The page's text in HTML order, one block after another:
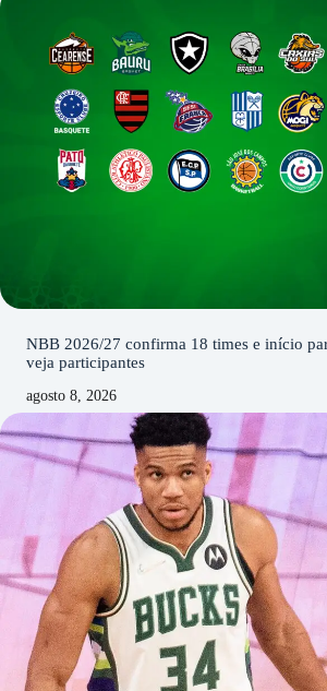
NBB 2026/27 confirma 18 times e início
veja participantes
agosto 8, 2026